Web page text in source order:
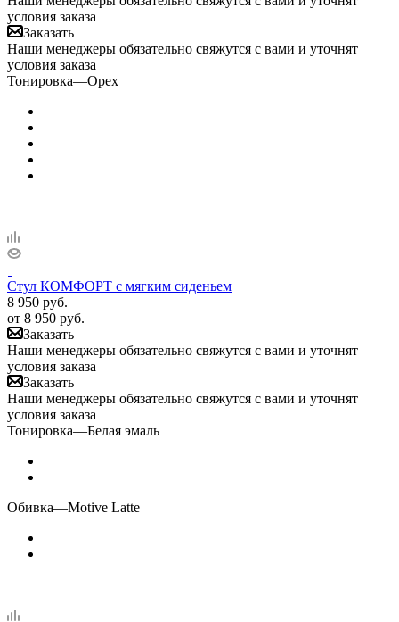
условия заказа
Заказать
Наши менеджеры обязательно свяжутся с вами и уточнят
условия заказа
Тонировка—Орех
Стул КОМФОРТ с мягким сиденьем
8 950 руб.
от 8 950 руб.
Заказать
Наши менеджеры обязательно свяжутся с вами и уточнят
условия заказа
Заказать
Наши менеджеры обязательно свяжутся с вами и уточнят
условия заказа
Тонировка—Белая эмаль
Обивка—Motive Latte